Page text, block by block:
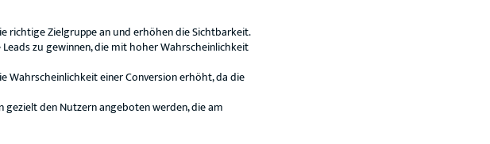
richtige Zielgruppe an und erhöhen die Sichtbarkeit.
zu gewinnen, die mit hoher Wahrscheinlichkeit
Wahrscheinlichkeit einer Conversion erhöht, da die
den Nutzern angeboten werden, die am